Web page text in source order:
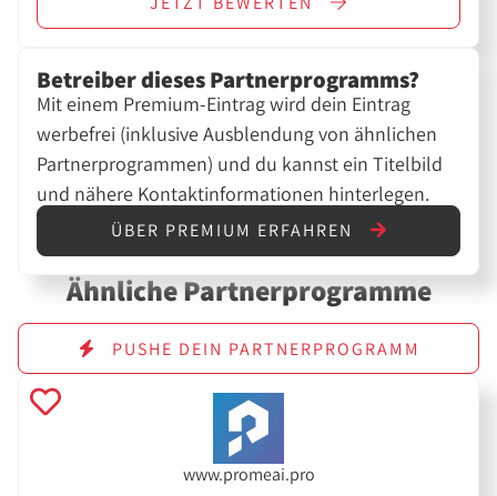
Betreiber dieses Partnerprogramms?
Mit einem Premium-Eintrag wird dein Eintrag
werbefrei (inklusive Ausblendung von ähnlichen
Partnerprogrammen) und du kannst ein Titelbild
und nähere Kontaktinformationen hinterlegen.
ÜBER PREMIUM ERFAHREN
Ähnliche Partnerprogramme
PUSHE DEIN PARTNERPROGRAMM
www.promeai.pro